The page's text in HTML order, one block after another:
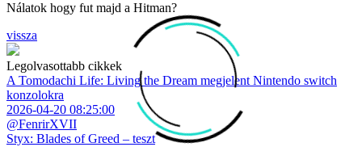
Nálatok hogy fut majd a Hitman?
vissza
Legolvasottabb cikkek
A Tomodachi Life: Living the Dream megjelent Nintendo switch
konzolokra
2026-04-20 08:25:00
@FenrirXVII
Styx: Blades of Greed – teszt